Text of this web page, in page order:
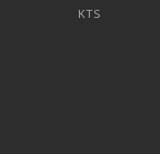
KTS